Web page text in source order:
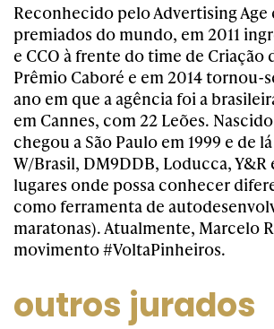
Reconhecido pelo Advertising
premiados do mundo, em 2011
e CCO à frente do time de Criação
Prêmio Caboré e em 2014 tornou-
ano em que a agência foi a
em Cannes, com 22 Leões.
chegou a São Paulo em 1999 e de
W/Brasil, DM9DDB, Loducca, Y&R
lugares onde possa conhecer
como ferramenta de
maratonas). Atualmente, Marcelo
movimento #VoltaPinheiros.
outros jurados